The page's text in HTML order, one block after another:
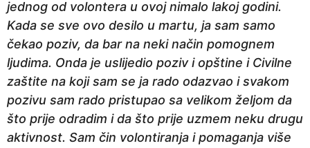
jednog od volontera u ovoj nimalo lakoj godini.
Kada se sve ovo desilo u martu, ja sam samo
čekao poziv, da bar na neki način pomognem
ljudima. Onda je uslijedio poziv i opštine i Civilne
zaštite na koji sam se ja rado odazvao i svakom
pozivu sam rado pristupao sa velikom željom da
što prije odradim i da što prije uzmem neku drugu
aktivnost. Sam čin volontiranja i pomaganja više